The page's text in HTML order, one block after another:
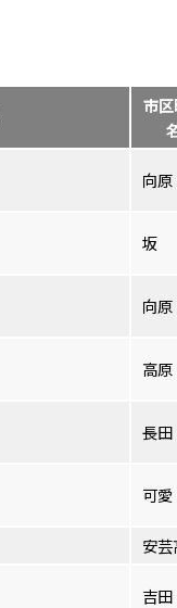
市
向原
坂
向原
高原
長田
可愛
安
吉田